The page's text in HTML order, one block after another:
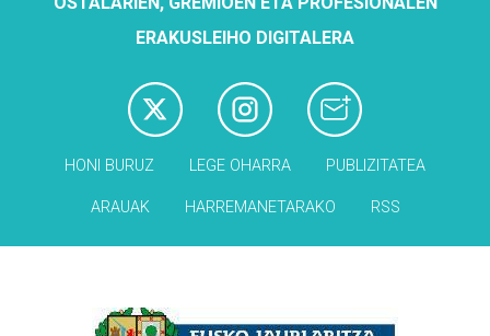
ERAKUSLEIHO DIGITALERA
HONI BURUZ LEGE OHARRA PUBLIZITATEA
ARAUAK HARREMANETARAKO RSS